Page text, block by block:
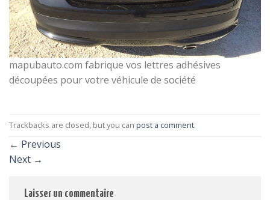
mapubauto.com fabrique vos lettres adhésives
découpées pour votre véhicule de société
Trackbacks are closed, but you can post a comment.
← Previous
Next →
Laisser un commentaire